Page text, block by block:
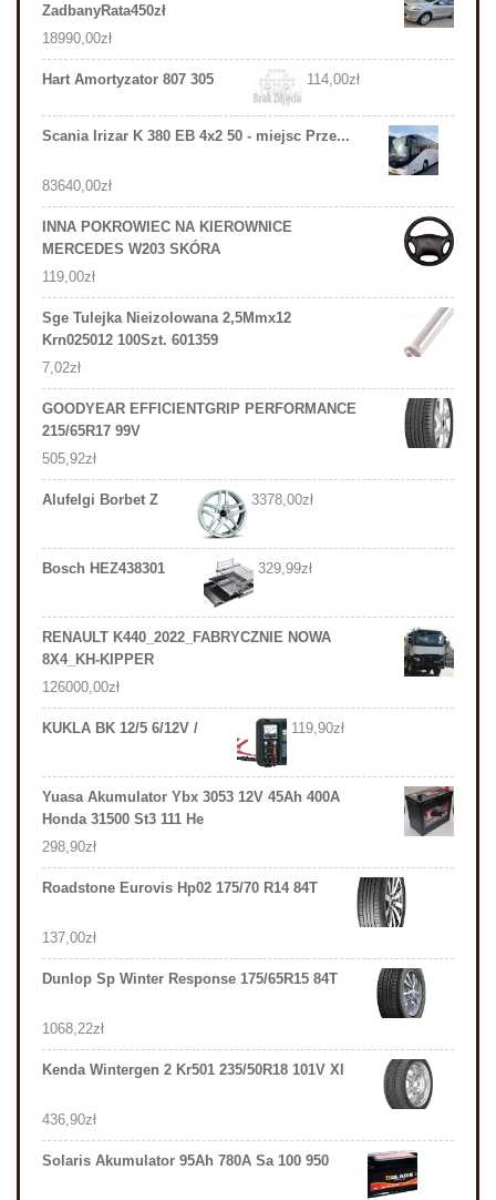
ZadbanyRata450zł
18990,00zł
Hart Amortyzator 807 305 114,00zł
Scania Irizar K 380 EB 4x2 50 - miejsc Prze...
83640,00zł
INNA POKROWIEC NA KIEROWNICE
MERCEDES W203 SKÓRA
119,00zł
Sge Tulejka Nieizolowana 2,5Mmx12
Krn025012 100Szt. 601359
7,02zł
GOODYEAR EFFICIENTGRIP PERFORMANCE
215/65R17 99V
505,92zł
Alufelgi Borbet Z 3378,00zł
Bosch HEZ438301 329,99zł
RENAULT K440_2022_FABRYCZNIE NOWA
8X4_KH-KIPPER
126000,00zł
KUKLA BK 12/5 6/12V / 119,90zł
Yuasa Akumulator Ybx 3053 12V 45Ah 400A
Honda 31500 St3 111 He
298,90zł
Roadstone Eurovis Hp02 175/70 R14 84T
137,00zł
Dunlop Sp Winter Response 175/65R15 84T
1068,22zł
Kenda Wintergen 2 Kr501 235/50R18 101V Xl
436,90zł
Solaris Akumulator 95Ah 780A Sa 100 950